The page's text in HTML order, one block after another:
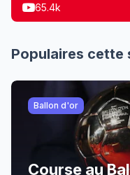
65.4k
Populaires cette
Ballon d'or
Course au